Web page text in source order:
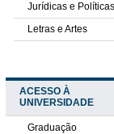
Jurídicas e Políticas
Letras e Artes
ACESSO À
UNIVERSIDADE
Graduação